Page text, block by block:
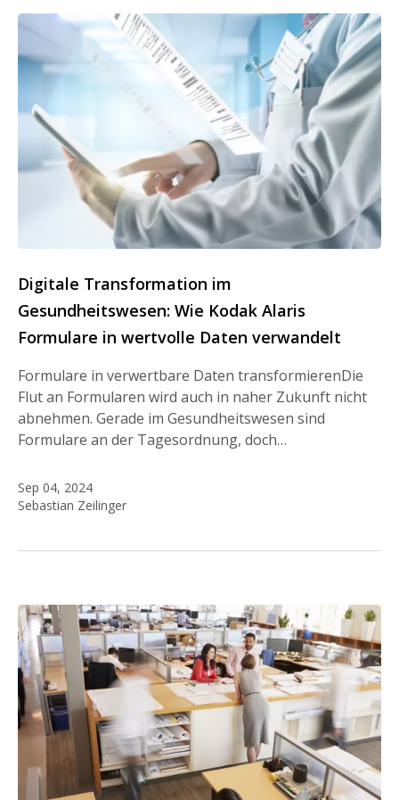
Digitale Transformation im
Gesundheitswesen: Wie Kodak Alaris
Formulare in wertvolle Daten verwandelt
Formulare in verwertbare Daten transformierenDie
Flut an Formularen wird auch in naher Zukunft nicht
abnehmen. Gerade im Gesundheitswesen sind
Formulare an der Tagesordnung, doch…
Sep 04, 2024
Sebastian Zeilinger